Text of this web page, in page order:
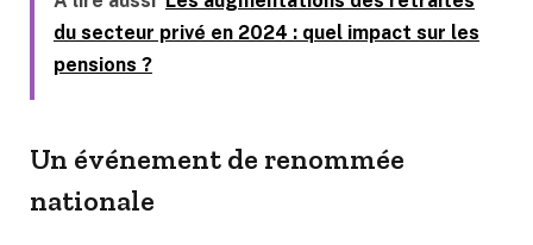
du secteur privé en 2024 : quel impact sur les
pensions ?
Un événement de renommée
nationale